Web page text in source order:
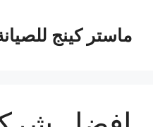
ماستر كينج